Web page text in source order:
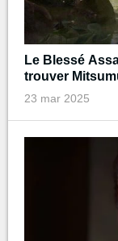
Le Blessé
trouver
23 mar 2025